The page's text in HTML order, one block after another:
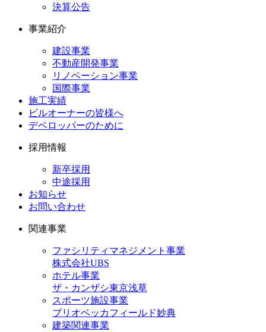
決算公告
事業紹介
建設事業
不動産開発事業
リノベーション事業
国際事業
施工実績
ビルオーナーの皆様へ
デベロッパーのために
採用情報
新卒採用
中途採用
お知らせ
お問い合わせ
関連事業
ファシリティマネジメント事業
株式会社UBS
ホテル事業
ザ・カンザシ東京浅草
スポーツ施設事業
ブリオベッカフィールド妙典
建築関連事業